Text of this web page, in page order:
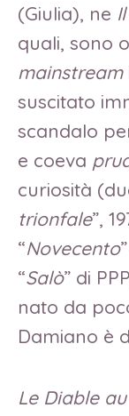
(Giulia), ne
quali, sono
mainstream
suscitato
scandalo
e coeva
curiosità
trionfale”,
“Novecento
“Salò” di
nato da
Damiano è
Le Diable